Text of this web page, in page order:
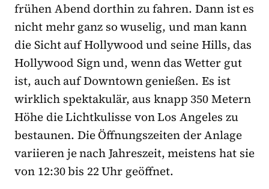
frühen Abend dorthin zu fahren. Dann ist es
nicht mehr ganz so wuselig, und man kann
die Sicht auf Hollywood und seine Hills, das
Hollywood Sign und, wenn das Wetter gut
ist, auch auf Downtown genießen. Es ist
wirklich spektakulär, aus knapp 350 Metern
Höhe die Lichtkulisse von Los Angeles zu
bestaunen. Die Öffnungszeiten der Anlage
variieren je nach Jahreszeit, meistens hat sie
von 12:30 bis 22 Uhr geöffnet.